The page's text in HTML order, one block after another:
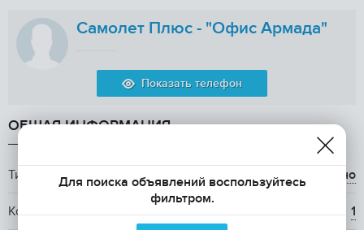
Самолет Плюс - "Офис Армада"
Показать телефон
ОБЩАЯ ИНФОРМАЦИЯ
Тип аренды долгосрочно
Количество комнат 1
Для поиска объявлений воспользуйтесь
фильтром.